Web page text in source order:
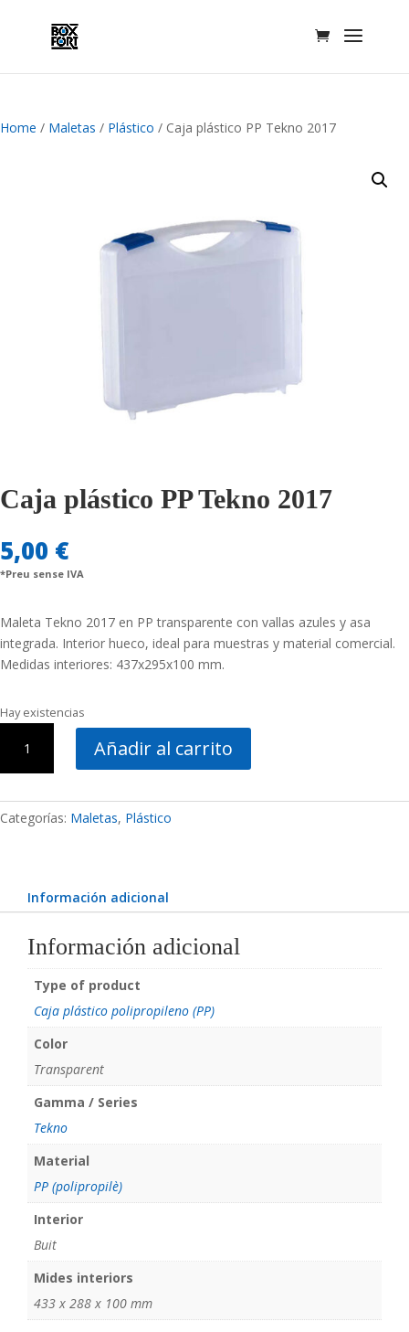
Home / Maletas / Plástico / Caja plástico PP Tekno 2017
Caja plástico PP Tekno 2017
5,00 €
*Preu sense IVA
Maleta Tekno 2017 en PP transparente con vallas azules y asa
integrada. Interior hueco, ideal para muestras y material comercial.
Medidas interiores: 437x295x100 mm.
Hay existencias
plástico
PP
2017
Añadir al carrito
Categorías: Maletas, Plástico
Información adicional
Información adicional
Type of product
Caja plástico polipropileno (PP)
Color
Transparent
Gamma / Series
Tekno
Material
PP (polipropilè)
Interior
Buit
Mides interiors
433 x 288 x 100 mm